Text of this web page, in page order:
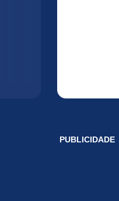
PUBLICIDADE